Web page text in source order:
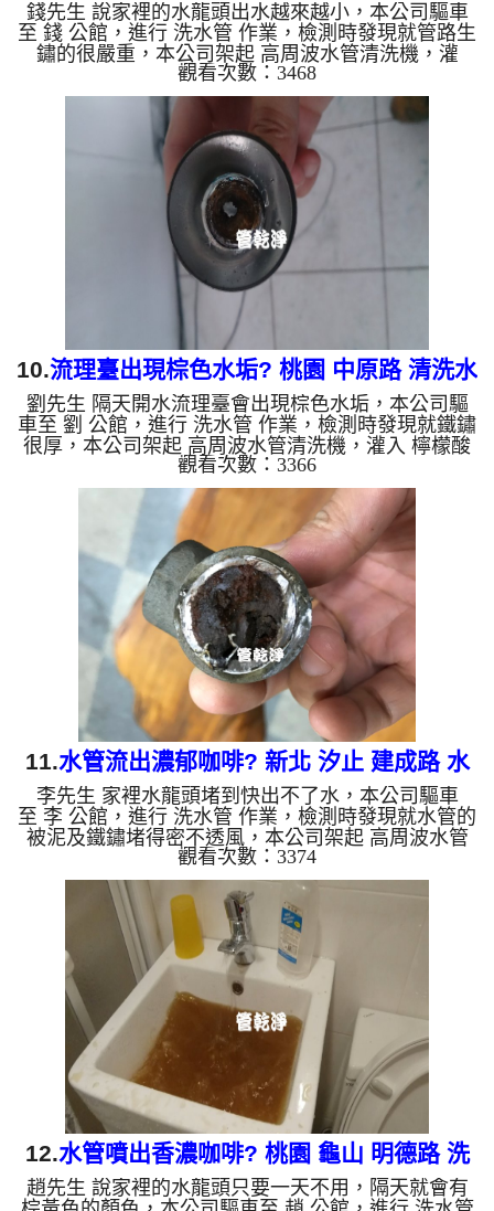
管
錢先生 說家裡的水龍頭出水越來越小，本公司驅車
至 錢 公館，進行 洗水管 作業，檢測時發現就管路生
鏽的很嚴重，本公司架起 高周波水管清洗機，灌
入 檸檬酸水 至管路裡面，等了約15分，開啟 水管清
洗機 ，啟動 螺旋波 模式，一開始就洗出土黑色的髒
水，看起來就很噁心，如下圖片影片，兩個多小時
後，水變乾淨出水量也恢復了!! 如是自來水，如水管
老化，會產生鐵鏽跟泥沙堆積，洗出來的水就會是咖
啡色，地下水含有氧化錳，管壁上會結成黑色管垢，
洗出來的水會跟石油一樣黑，有些洗出綠色的水，是
因為裡面有銅的物質...
觀看次數：3468
10.流理臺出現棕色水垢? 桃園 中原路 清洗水
管
劉先生 隔天開水流理臺會出現棕色水垢，本公司驅
車至 劉 公館，進行 洗水管 作業，檢測時發現就鐵鏽
很厚，本公司架起 高周波水管清洗機，灌入 檸檬酸
水 至管路裡面，等了約15分，開啟 水管清洗機 ，啟
動 螺旋波 模式，一開始就洗出棕色的髒水，越洗就
越多髒，跟咖啡一樣，如下圖片影片，兩個多小時
後，管路清洗乾淨出水量也變大了!! 如是自來水，如
水管老化，會產生鐵鏽跟泥沙堆積，洗出來的水就會
是咖啡色，地下水含有氧化錳，管壁上會結成黑色管
垢，洗出來的水會跟石油一樣黑，有些洗出綠色的
水，是因為裡面有銅...
觀看次數：3366
11.水管流出濃郁咖啡? 新北 汐止 建成路 水
管清洗
李先生 家裡水龍頭堵到快出不了水，本公司驅車
至 李 公館，進行 洗水管 作業，檢測時發現就水管的
被泥及鐵鏽堵得密不透風，本公司架起 高周波水管
清洗機，灌入 檸檬酸水 至管路裡面，等了約15分，
開啟 水管清洗機 ，啟動 螺旋波 模式，一開始就洗出
棕色的髒水，越洗就越多，跟咖啡一模一樣，如下圖
片影片，兩個多小時後，管路清洗乾淨出水量也恢復
正常了!! 如是自來水，如水管老化，會產生鐵鏽跟泥
沙堆積，洗出來的水就會是咖啡色，地下水含有氧化
錳，管壁上會結成黑色管垢，洗出來的水會跟石油一
樣黑，有些洗出綠...
觀看次數：3374
12.水管噴出香濃咖啡? 桃園 龜山 明德路 洗
水管
趙先生 說家裡的水龍頭只要一天不用，隔天就會有